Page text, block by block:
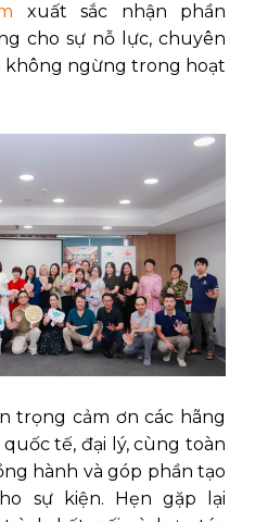
xuất sắc nhận phần
cho sự nỗ lực, chuyên
không ngừng trong hoạt
trọng cảm ơn các hãng
tế, đại lý, cùng toàn
hành và góp phần tạo
sự kiện. Hẹn gặp lại